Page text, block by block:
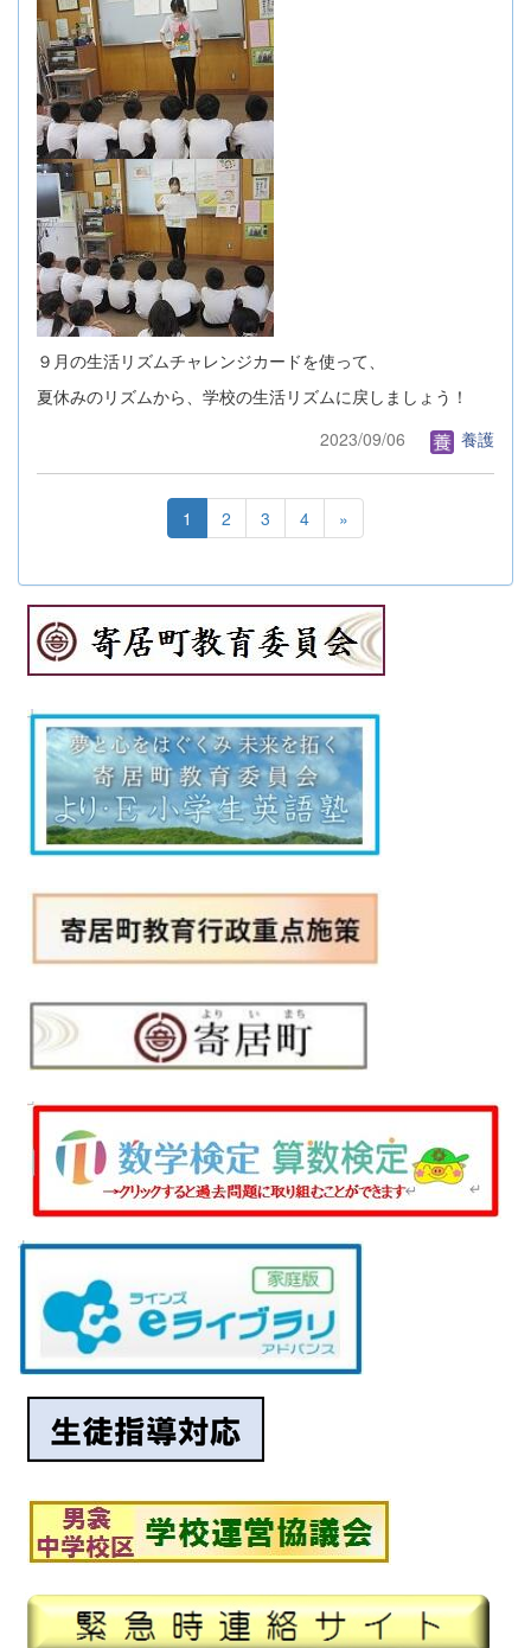
９月の生活リズムチャレンジカードを使って、
夏休みのリズムから、学校の生活リズムに戻しましょう！
2023/09/06
養護
1 2 3 4 »